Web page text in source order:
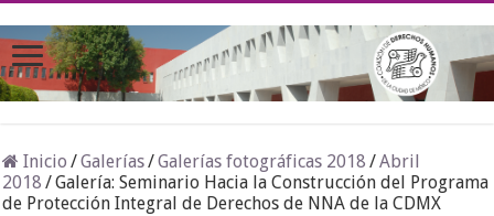
Inicio /Galerías/Galerías fotográficas 2018 /Abril
2018 /Galería: Seminario Hacia la Construcción del Programa
de Protección Integral de Derechos de NNA de la CDMX